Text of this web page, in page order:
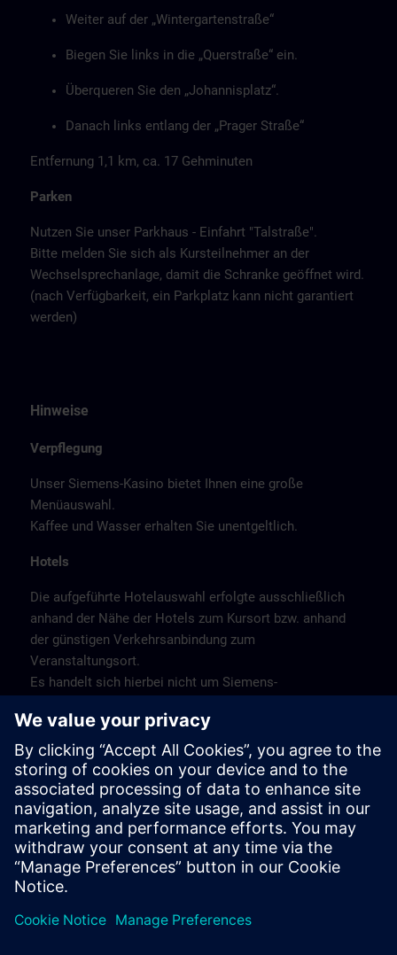
Weiter auf der „Wintergartenstraße“
Biegen Sie links in die „Querstraße“ ein.
Überqueren Sie den „Johannisplatz“.
Danach links entlang der „Prager Straße“
Entfernung 1,1 km, ca. 17 Gehminuten
Parken
Nutzen Sie unser Parkhaus - Einfahrt "Talstraße".
Bitte melden Sie sich als Kursteilnehmer an der
Wechselsprechanlage, damit die Schranke geöffnet wird.
(nach Verfügbarkeit, ein Parkplatz kann nicht garantiert
werden)
Hinweise
Verpflegung
Unser Siemens-Kasino bietet Ihnen eine große
Menüauswahl.
Kaffee und Wasser erhalten Sie unentgeltlich.
Hotels
Die aufgeführte Hotelauswahl erfolgte ausschließlich
anhand der Nähe der Hotels zum Kursort bzw. anhand
der günstigen Verkehrsanbindung zum
Veranstaltungsort.
Es handelt sich hierbei nicht um Siemens-
Hotels keine Gewähr übernehmen.
Bitte beachten Sie, dass aufgrund von Messen oder
anderen Großereignissendie Hotels nur begrenzte
Kapzitäten haben. Buchen Sie daher frühzeitig!
Stornierung
Bitte stornieren Sie schriftlich.